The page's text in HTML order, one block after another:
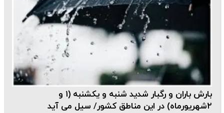
بارش باران و رگبار شدید شنبه و یکشنبه (۱ و
۲شهریورماه) در این مناطق کشور/ سیل می آید